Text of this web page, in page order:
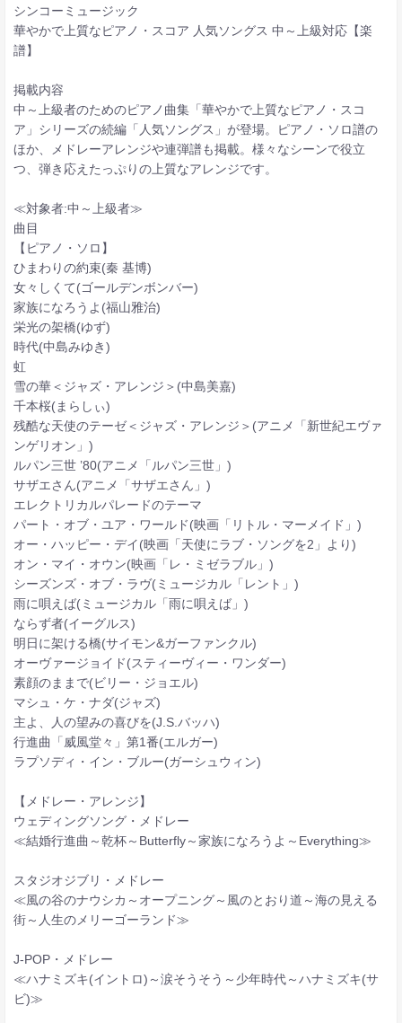
シンコーミュージック
華やかで上質なピアノ・スコア 人気ソングス 中～上級対応【楽
譜】
掲載内容
中～上級者のためのピアノ曲集「華やかで上質なピアノ・スコ
ア」シリーズの続編「人気ソングス」が登場。ピアノ・ソロ譜の
ほか、メドレーアレンジや連弾譜も掲載。様々なシーンで役立
つ、弾き応えたっぷりの上質なアレンジです。
≪対象者:中～上級者≫
曲目
【ピアノ・ソロ】
ひまわりの約束(秦 基博)
女々しくて(ゴールデンボンバー)
家族になろうよ(福山雅治)
栄光の架橋(ゆず)
時代(中島みゆき)
虹
雪の華＜ジャズ・アレンジ＞(中島美嘉)
千本桜(まらしぃ)
残酷な天使のテーゼ＜ジャズ・アレンジ＞(アニメ「新世紀エヴァ
ンゲリオン」)
ルパン三世 ’80(アニメ「ルパン三世」)
サザエさん(アニメ「サザエさん」)
エレクトリカルパレードのテーマ
パート・オブ・ユア・ワールド(映画「リトル・マーメイド」)
オー・ハッピー・デイ(映画「天使にラブ・ソングを2」より)
オン・マイ・オウン(映画「レ・ミゼラブル」)
シーズンズ・オブ・ラヴ(ミュージカル「レント」)
雨に唄えば(ミュージカル「雨に唄えば」)
ならず者(イーグルス)
明日に架ける橋(サイモン&ガーファンクル)
オーヴァージョイド(スティーヴィー・ワンダー)
素顔のままで(ビリー・ジョエル)
マシュ・ケ・ナダ(ジャズ)
主よ、人の望みの喜びを(J.S.バッハ)
行進曲「威風堂々」第1番(エルガー)
ラプソディ・イン・ブルー(ガーシュウィン)
【メドレー・アレンジ】
ウェディングソング・メドレー
≪結婚行進曲～乾杯～Butterfly～家族になろうよ～Everything≫
スタジオジブリ・メドレー
≪風の谷のナウシカ～オープニング～風のとおり道～海の見える
街～人生のメリーゴーランド≫
J-POP・メドレー
≪ハナミズキ(イントロ)～涙そうそう～少年時代～ハナミズキ(サ
ビ)≫